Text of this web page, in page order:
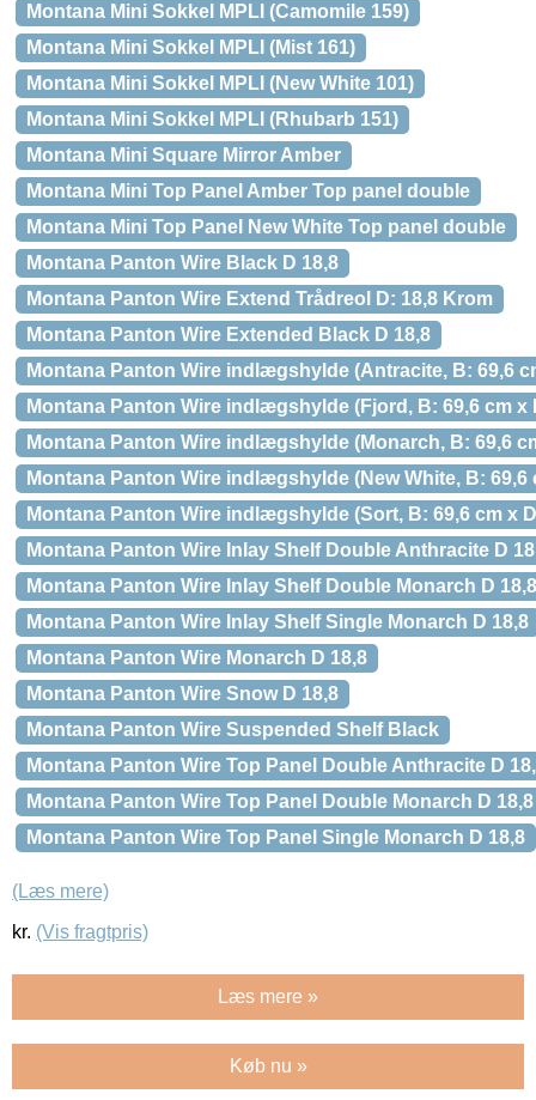
Montana Mini Sokkel MPLI (Camomile 159)
Montana Mini Sokkel MPLI (Mist 161)
Montana Mini Sokkel MPLI (New White 101)
Montana Mini Sokkel MPLI (Rhubarb 151)
Montana Mini Square Mirror Amber
Montana Mini Top Panel Amber Top panel double
Montana Mini Top Panel New White Top panel double
Montana Panton Wire Black D 18,8
Montana Panton Wire Extend Trådreol D: 18,8 Krom
Montana Panton Wire Extended Black D 18,8
Montana Panton Wire indlægshylde (Antracite, B: 69,6
Montana Panton Wire indlægshylde (Fjord, B: 69,6 cm x
Montana Panton Wire indlægshylde (Monarch, B: 69,6
Montana Panton Wire indlægshylde (New White, B: 69,6
Montana Panton Wire indlægshylde (Sort, B: 69,6 cm x
Montana Panton Wire Inlay Shelf Double Anthracite D
Montana Panton Wire Inlay Shelf Double Monarch D 18,8
Montana Panton Wire Inlay Shelf Single Monarch D 18,8
Montana Panton Wire Monarch D 18,8
Montana Panton Wire Snow D 18,8
Montana Panton Wire Suspended Shelf Black
Montana Panton Wire Top Panel Double Anthracite D
Montana Panton Wire Top Panel Double Monarch D 18,8
Montana Panton Wire Top Panel Single Monarch D 18,8
(Læs mere)
kr. (Vis fragtpris)
Læs mere »
Køb nu »